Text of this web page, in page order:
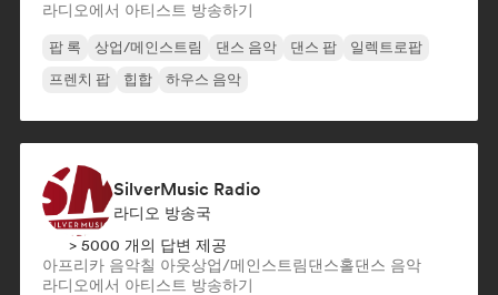
라디오에서 아티스트 방송하기
팝 록 상업/메인스트림 댄스 음악 댄스 팝
일렉트로팝
프렌치 팝
힙합 하우스 음악
SilverMusic Radio
라디오 방송국
> 5000 개의 답변 제공
아프리카 음악칠 아웃상업/메인스트림댄스홀댄스 음악
라디오에서 아티스트 방송하기